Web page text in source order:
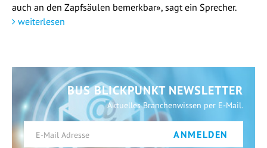
auch an den Zapfsäulen bemerkbar», sagt ein Sprecher.
weiterlesen
BUS BLICKPUNKT NEWSLETTER
Aktuelles Branchenwissen per E-Mail.
ANMELDEN